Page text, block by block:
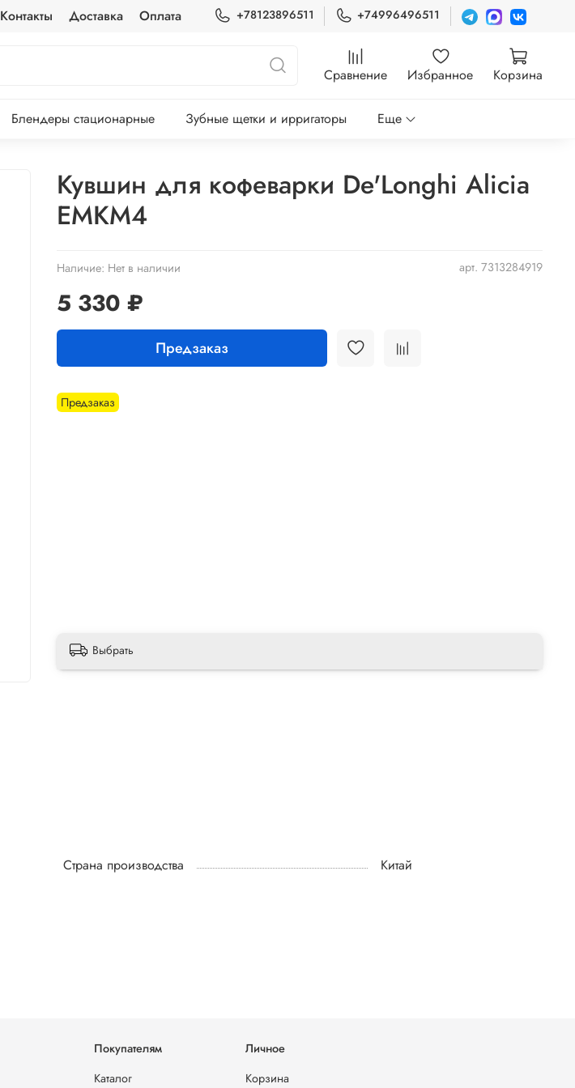
Контакты Доставка Оплата +78123896511 +74996496511
Сравнение Избранное Корзина
Блендеры стационарные Зубные щетки и ирригаторы Еще
арт. 7313284919
Наличие: Нет в наличии
Предзаказ
Кувшин для кофеварки De'Longhi Alicia
EMKM4
5 330 ₽
Предзаказ
Выбрать
Страна производства Китай
Покупателям
Каталог
Личное
Корзина